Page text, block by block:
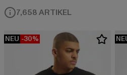
7,658 ARTIKEL
NEU -30%